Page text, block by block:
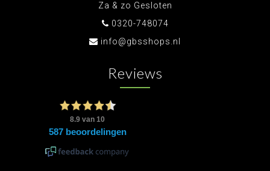
Za & zo Gesloten
0320-748074
info@gbsshops.nl
Reviews